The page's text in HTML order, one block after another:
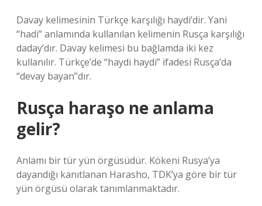
Davay kelimesinin Türkçe karşılığı haydi’dir. Yani
“hadi” anlamında kullanılan kelimenin Rusça karşılığı
daday’dır. Davay kelimesi bu bağlamda iki kez
kullanılır. Türkçe’de “haydi haydi” ifadesi Rusça’da
“devay bayan”dır.
Rusça haraşo ne anlama
gelir?
Anlamı bir tür yün örgüsüdür. Kökeni Rusya’ya
dayandığı kanıtlanan Harasho, TDK’ya göre bir tür
yün örgüsü olarak tanımlanmaktadır.